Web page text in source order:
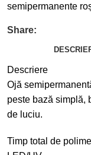
semipermanente
Share:
Descriere
Ojă
peste bază simplă,
de luciu.
Timp total de